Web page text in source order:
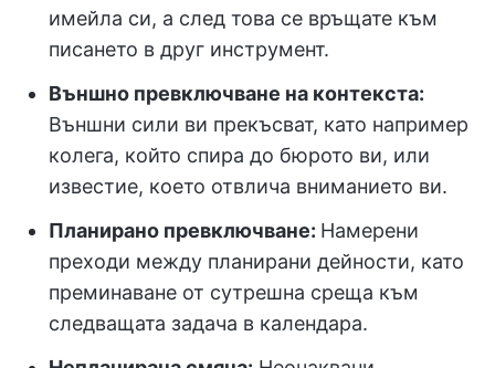
имейла си, а след това се връщате към
писането в друг инструмент.
Външно превключване на контекста:
Външни сили ви прекъсват, като например
колега, който спира до бюрото ви, или
известие, което отвлича вниманието ви.
Планирано превключване: Намерени
преходи между планирани дейности, като
преминаване от сутрешна среща към
следващата задача в календара.